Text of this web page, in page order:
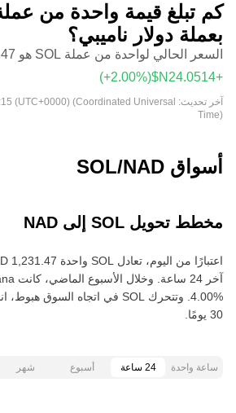
بعملة ‏دولار ناميبي؟
السعر الحالي لواحدة من عملة SOL هو ‏‎‏‎1,231.47‏‏N$‏
(‏‎+2.00‎%‎‏)
آخر تحديث: (UTC+0000) (Coordinated Universal
Time)
أسواق SOL/NAD
مخطط تحويل SOL إلى NAD
30 يومًا.
ساعة واحدة 24 ساعة أسبوع شهر